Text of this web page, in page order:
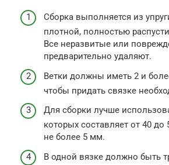
Сборка выполняется из
плотной, полностью
Все неразвитые или
предварительно удаляют.
Ветки должны иметь 2 и
чтобы придать связке
Для сборки лучше
которых составляет от 40
не более 5 мм.
В одной вязке должно быть